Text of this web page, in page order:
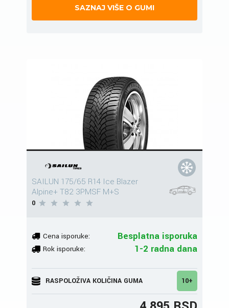
SAZNAJ VIŠE O GUMI
SAILUN 175/65 R14 Ice Blazer
Alpine+ T82 3PMSF M+S
0
Cena isporuke: Besplatna isporuka
Rok isporuke: 1-2 radna dana
RASPOLOŽIVA KOLIČINA GUMA 10+